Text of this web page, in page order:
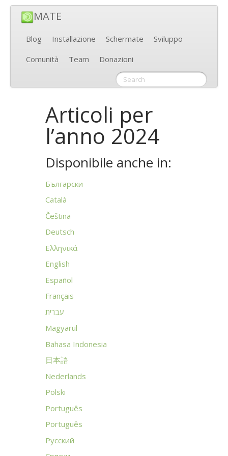
MATE
Blog Installazione Schermate
Sviluppo
Comunità
Team Donazioni
Articoli per
l’anno 2024
Disponibile anche in:
Български
Català
Čeština
Deutsch
Ελληνικά
English
Español
Français
עברית
Magyarul
Bahasa Indonesia
日本語
Nederlands
Polski
Português
Português
Русский